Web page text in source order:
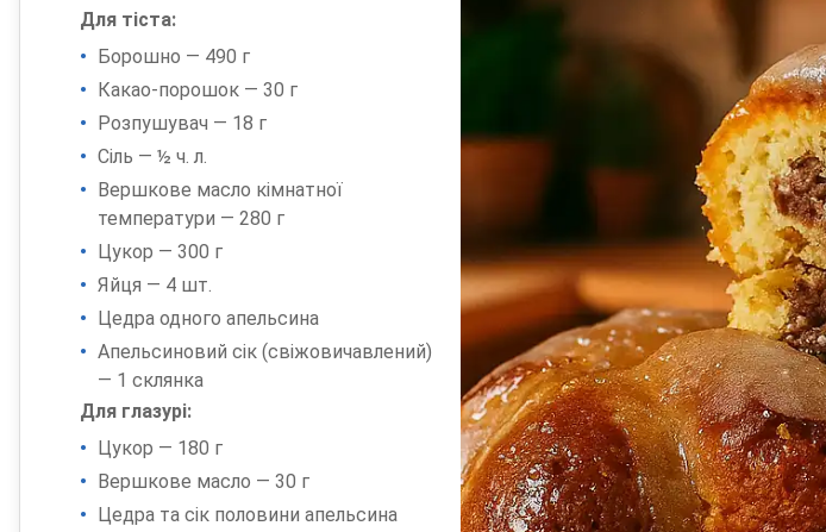
Для тіста:
Борошно — 490 г
Какао-порошок — 30 г
Розпушувач — 18 г
Сіль — ½ ч. л.
Вершкове масло кімнатної
температури — 280 г
Цукор — 300 г
Яйця — 4 шт.
Цедра одного апельсина
Апельсиновий сік (свіжовичавлений)
— 1 склянка
Для глазурі:
Цукор — 180 г
Вершкове масло — 30 г
Цедра та сік половини апельсина